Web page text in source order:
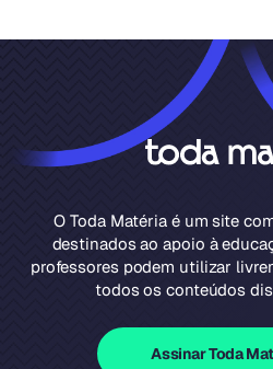
O Toda Matéria é um site
destinados ao apoio à
professores podem utilizar
todos os conteúdos
Assinar Toda